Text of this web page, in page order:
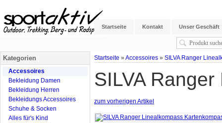
Startseite Kontakt Unser Geschäft
Startseite » Accessoires » SILVA Ranger
SILVA
zum vorherigen Artikel
Kategorien
Accessoires
Bekleidung Damen
Bekleidung Herren
Bekleidungs Accessoires
Schuhe & Socken
Alles für's Kind